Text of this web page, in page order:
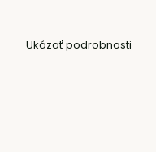
Úvod Doplnky
Ukázať podrobnosti